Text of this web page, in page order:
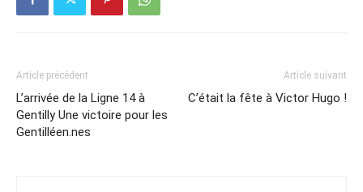
Article précédent
L’arrivée de la Ligne 14 à
Gentilly Une victoire pour les
Gentilléen.nes
Article suivant
C’était la fête à Victor Hugo !